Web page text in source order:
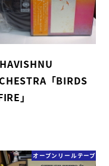
「BIRDS
」
オープンリールテープ